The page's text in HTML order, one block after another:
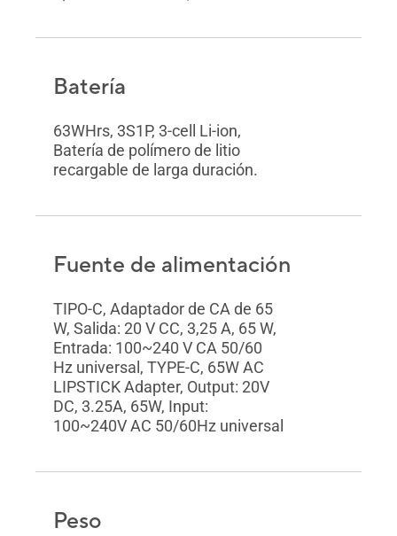
Batería
63WHrs, 3S1P, 3-cell Li-ion,
Batería de polímero de litio
recargable de larga duración.
Fuente de alimentación
TIPO-C, Adaptador de CA de 65
W, Salida: 20 V CC, 3,25 A, 65 W,
Entrada: 100~240 V CA 50/60
Hz universal, TYPE-C, 65W AC
LIPSTICK Adapter, Output: 20V
DC, 3.25A, 65W, Input:
100~240V AC 50/60Hz universal
Peso